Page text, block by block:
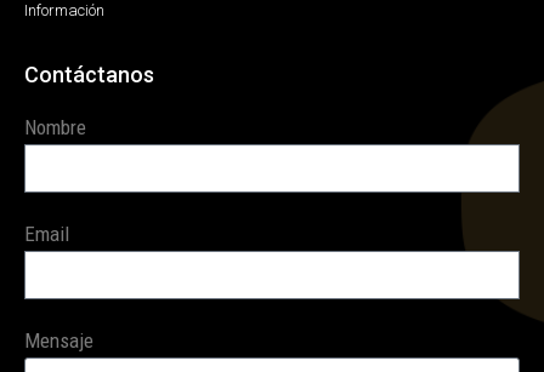
Información
Contáctanos
Nombre
Email
Mensaje